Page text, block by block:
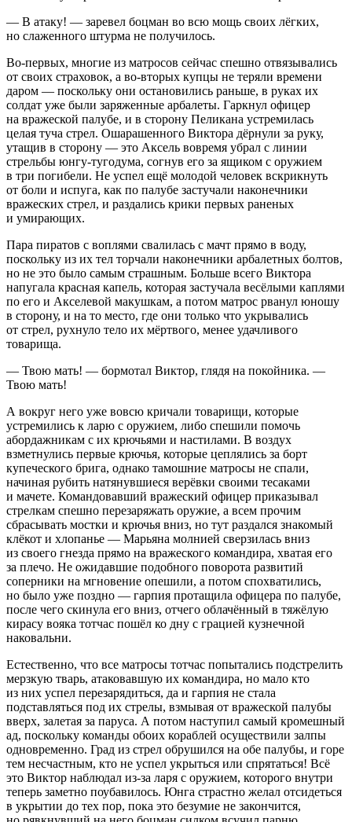
— В атаку! — заревел боцман во всю мощь своих лёгких,
но слаженного штурма не получилось.
Во-первых, многие из матросов сейчас спешно отвязывались
от своих страховок, а во-вторых купцы не теряли времени
даром — поскольку они остановились раньше, в руках их
солдат уже были заряженные арбалеты. Гаркнул офицер
на вражеской палубе, и в сторону Пеликана устремилась
целая туча стрел. Ошарашенного Виктора дёрнули за руку,
утащив в сторону — это Аксель вовремя убрал с линии
стрельбы юнгу-тугодума, согнув его за ящиком с оружием
в три погибели. Не успел ещё молодой человек вскрикнуть
от боли и испуга, как по палубе застучали наконечники
вражеских стрел, и раздались крики первых раненых
и умирающих.
Пара пиратов с воплями свалилась с мачт прямо в воду,
поскольку из их тел торчали наконечники арбалетных болтов,
но не это было самым страшным. Больше всего Виктора
напугала красная капель, которая застучала весёлыми каплями
по его и Акселевой макушкам, а потом матрос рванул юношу
в сторону, и на то место, где они только что укрывались
от стрел, рухнуло тело их мёртвого, менее удачливого
товарища.
— Твою мать! — бормотал Виктор, глядя на покойника. —
Твою мать!
А вокруг него уже вовсю кричали товарищи, которые
устремились к ларю с оружием, либо спешили помочь
абордажникам с их крючьями и настилами. В воздух
взметнулись первые крючья, которые цеплялись за борт
купеческого брига, однако тамошние матросы не спали,
начиная рубить натянувшиеся верёвки своими тесаками
и мачете. Командовавший вражеский офицер приказывал
стрелкам спешно перезаряжать оружие, а всем прочим
сбрасывать мостки и крючья вниз, но тут раздался знакомый
клёкот и хлопанье — Марьяна молнией сверзилась вниз
из своего гнезда прямо на вражеского командира, хватая его
за плечо. Не ожидавшие подобного поворота развитий
соперники на мгновение опешили, а потом спохватились,
но было уже поздно — гарпия протащила офицера по палубе,
после чего скинула его вниз, отчего облачённый в тяжёлую
кирасу вояка тотчас пошёл ко дну с грацией кузнечной
наковальни.
Естественно, что все матросы тотчас попытались подстрелить
мерзкую тварь, атаковавшую их командира, но мало кто
из них успел перезарядиться, да и гарпия не стала
подставляться под их стрелы, взмывая от вражеской палубы
вверх, залетая за паруса. А потом наступил самый кромешный
ад, поскольку команды обоих кораблей осуществили залпы
одновременно. Град из стрел обрушился на обе палубы, и горе
тем несчастным, кто не успел укрыться или спрятаться! Всё
это Виктор наблюдал из-за ларя с оружием, которого внутри
теперь заметно поубавилось. Юнга страстно желал отсидеться
в укрытии до тех пор, пока это безумие не закончится,